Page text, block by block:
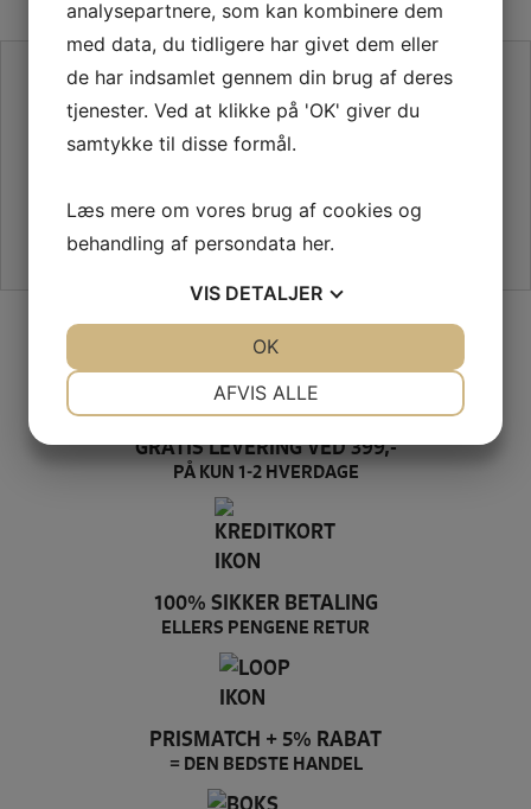
SE VORES ANMELDELSER PÅ TRUSTPILOT
SIKKER HANDEL PÅ SYMASKINETORVET.DK
GRATIS LEVERING VED 399,-
PÅ KUN 1-2 HVERDAGE
100% SIKKER BETALING
ELLERS PENGENE RETUR
PRISMATCH + 5% RABAT
= DEN BEDSTE HANDEL
analysepartnere, som kan kombinere dem
med data, du tidligere har givet dem eller
de har indsamlet gennem din brug af deres
tjenester. Ved at klikke på 'OK' giver du
samtykke til disse formål.
Læs mere om vores brug af cookies og
behandling af persondata her.
VIS DETALJER
MARKETING STATISTIK
AFVIS ALLE
OK